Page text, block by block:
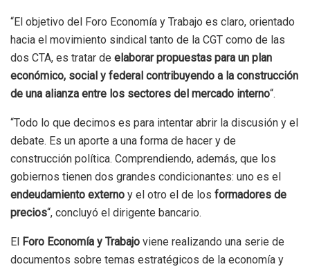
“El objetivo del Foro Economía y Trabajo es claro, orientado
hacia el movimiento sindical tanto de la CGT como de las
dos CTA, es tratar de elaborar propuestas para un plan
económico, social y federal contribuyendo a la construcción
de una alianza entre los sectores del mercado interno“.
“Todo lo que decimos es para intentar abrir la discusión y el
debate. Es un aporte a una forma de hacer y de
construcción política. Comprendiendo, además, que los
gobiernos tienen dos grandes condicionantes: uno es el
endeudamiento externo y el otro el de los formadores de
precios“, concluyó el dirigente bancario.
El Foro Economía y Trabajo viene realizando una serie de
documentos sobre temas estratégicos de la economía y